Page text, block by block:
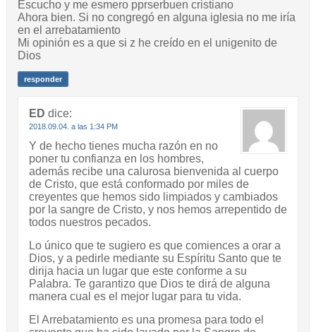
Escucho y me esmero pprserbuen cristiano
Ahora bien. Si no congregó en alguna iglesia no me iría
en el arrebatamiento
Mi opinión es a que si z he creído en el unigenito de
Dios
responder
ED dice:
2018.09.04. a las 1:34 PM
Y de hecho tienes mucha razón en no
poner tu confianza en los hombres,
además recibe una calurosa bienvenida al cuerpo
de Cristo, que está conformado por miles de
creyentes que hemos sido limpiados y cambiados
por la sangre de Cristo, y nos hemos arrepentido de
todos nuestros pecados.
Lo único que te sugiero es que comiences a orar a
Dios, y a pedirle mediante su Espíritu Santo que te
dirija hacia un lugar que este conforme a su
Palabra. Te garantizo que Dios te dirá de alguna
manera cual es el mejor lugar para tu vida.
El Arrebatamiento es una promesa para todo el